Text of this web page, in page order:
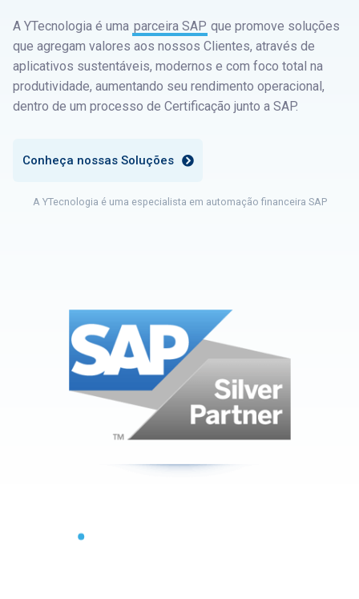
A YTecnologia é uma parceira SAP que promove soluções
que agregam valores aos nossos Clientes, através de
aplicativos sustentáveis, modernos e com foco total na
produtividade, aumentando seu rendimento operacional,
dentro de um processo de Certificação junto a SAP.
Conheça nossas Soluções
A YTecnologia é uma especialista em automação financeira SAP